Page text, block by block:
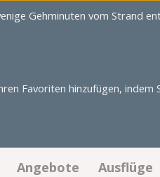
Gehminuten vom Strand
Favoriten hinzufügen, indem
Angebote Ausflüge